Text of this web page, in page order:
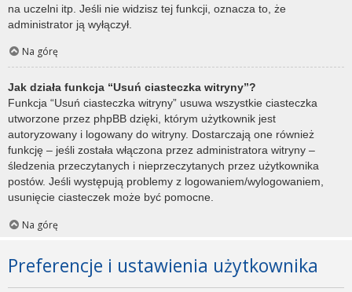
na uczelni itp. Jeśli nie widzisz tej funkcji, oznacza to, że
administrator ją wyłączył.
Na górę
Jak działa funkcja “Usuń ciasteczka witryny”?
Funkcja “Usuń ciasteczka witryny” usuwa wszystkie ciasteczka
utworzone przez phpBB dzięki, którym użytkownik jest
autoryzowany i logowany do witryny. Dostarczają one również
funkcję – jeśli została włączona przez administratora witryny –
śledzenia przeczytanych i nieprzeczytanych przez użytkownika
postów. Jeśli występują problemy z logowaniem/wylogowaniem,
usunięcie ciasteczek może być pomocne.
Na górę
Preferencje i ustawienia użytkownika